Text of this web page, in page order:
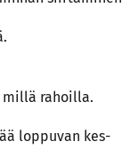
mil­lä ra­hoil­la.
lop­pu­van kes­